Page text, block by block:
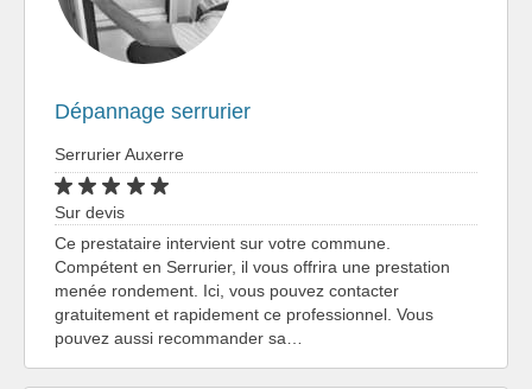
Dépannage serrurier
Serrurier Auxerre
Sur devis
Ce prestataire intervient sur votre commune.
Compétent en Serrurier, il vous offrira une prestation
menée rondement. Ici, vous pouvez contacter
gratuitement et rapidement ce professionnel. Vous
pouvez aussi recommander sa…